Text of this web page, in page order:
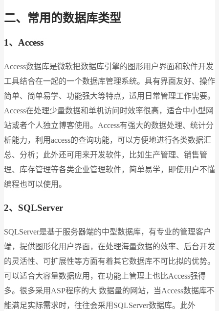
二、常用的数据库类型
1、Access
Access数据库是微软把数据库引擎的图形用户界面和软件开发
工具结合在一起的一个数据库管理系统。具有界面友好、操作
简单、简单易学、功能强大等特点，适用日常管理工作需要。
Access在处理少量数据和单机访问时效率很高，适合中小型网
站或者个人独立博客使用。Access有强大的数据处理、统计分
析能力，利用access的查询功能，可以方便地进行各类数据汇
总、分析；此外还可用来开发软件，比如生产管理、销售管
理、库存管理等各类企业管理软件，简单易学，即使用户不懂
编程也可以使用。
2、SQLServer
SQLServer是基于服务器端的中型数据库，有专业的管理客户
端，提供图形化用户界面，在处理海量数据的效率、后台开发
的灵活性、可扩展性等方面有着其它数据库不可比拟的优势。
可以适合大容量数据应用，在功能上管理上也比Access强得
多。很多采用ASP程序的大 数据量的网站，当Access数据库不
能满足实际需求时，往往会采用SQLServer数据库。此外